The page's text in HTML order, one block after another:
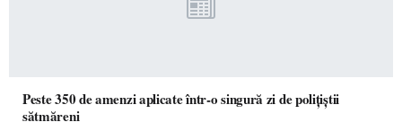
Peste 350 de amenzi aplicate într-o singură zi de polițiștii
sătmăreni